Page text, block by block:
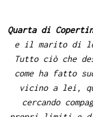
Quarta di
e il marito di
Tutto ciò che
come ha fatto
vicino a lei,
cercando